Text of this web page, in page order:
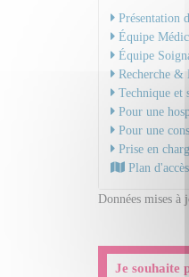
Présentation
Équipe
Équipe
Recherche &
Technique et
Pour une
Pour une
Prise en
Plan
Données mises à
Je souhaite